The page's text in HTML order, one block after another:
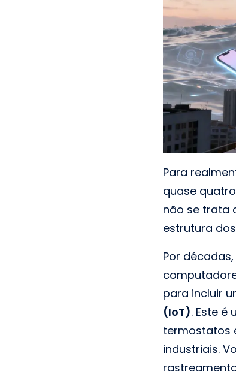
Para
quase
não se trata
estrutura
Por
para incluir
(IoT). Este
termostatos
industriais.